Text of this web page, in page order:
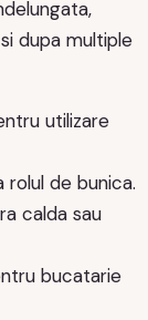
dupa multiple
utilizare
de bunica.
calda sau
bucatarie